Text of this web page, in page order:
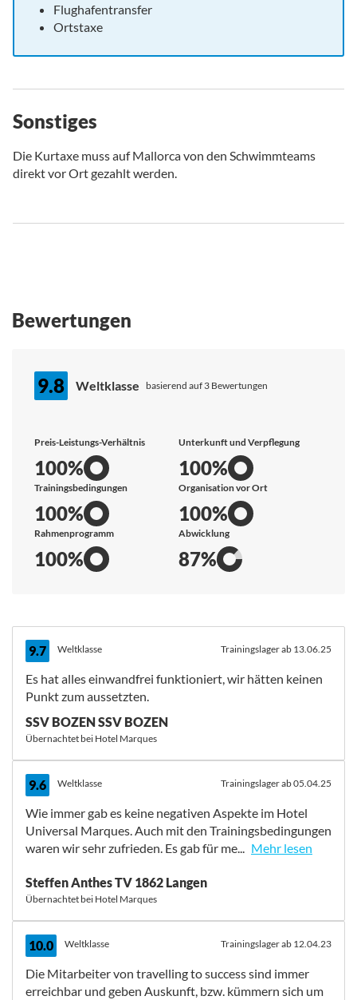
Flughafentransfer
Ortstaxe
Sonstiges
Die Kurtaxe muss auf Mallorca von den Schwimmteams
direkt vor Ort gezahlt werden.
Bewertungen
9.8 Weltklasse basierend auf 3 Bewertungen
Preis-Leistungs-Verhältnis
100%
Unterkunft und Verpflegung
100%
Trainingsbedingungen
100%
Organisation vor Ort
100%
Rahmenprogramm
100%
Abwicklung
87%
9.7 Weltklasse Trainingslager ab 13.06.25
Es hat alles einwandfrei funktioniert, wir hätten keinen
Punkt zum aussetzten.
SSV BOZEN SSV BOZEN
Übernachtet bei Hotel Marques
9.6 Weltklasse Trainingslager ab 05.04.25
Wie immer gab es keine negativen Aspekte im Hotel
Universal Marques. Auch mit den Trainingsbedingungen
waren wir sehr zufrieden. Es gab für me... Mehr lesen
Wie immer gab es keine negativen Aspekte im Hotel
Universal Marques. Auch mit den Trainingsbedingungen
waren wir sehr zufrieden. Es gab für mein Team keine
Einschränkungen. Die Kabinen und Duschen sollten nun
auch ein wenig renoviert werden, wie es im Kraftraum
so positiv passiert ist. Wir haben das Trainingslager als
Vorbereitung auf DJM Berlin genutzt. Wasser und
Steffen Anthes TV 1862 Langen
Übernachtet bei Hotel Marques
10.0 Weltklasse Trainingslager ab 12.04.23
Die Mitarbeiter von travelling to success sind immer
erreichbar und geben Auskunft, bzw. kümmern sich um